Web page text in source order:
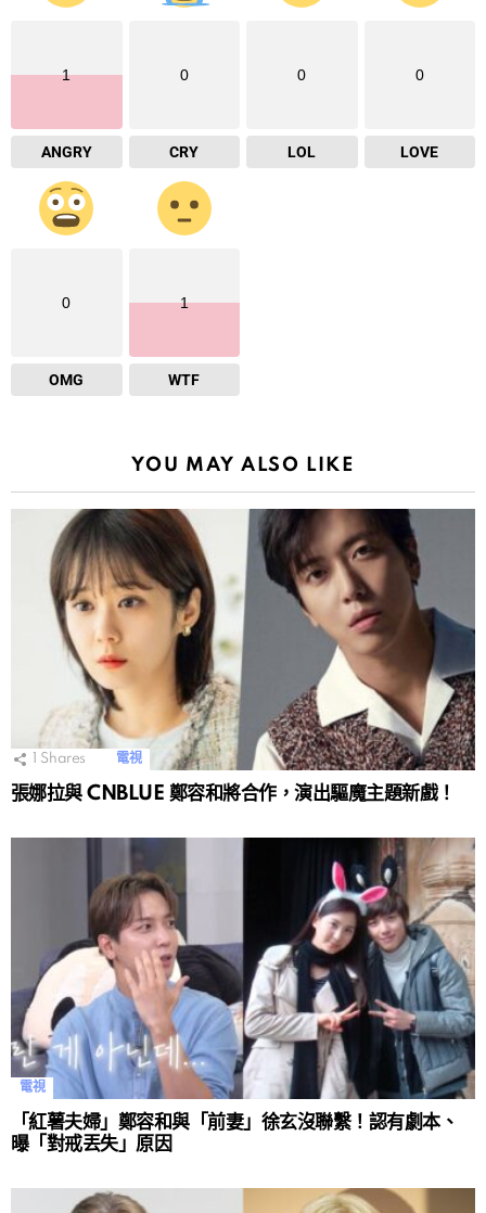
1
ANGRY
0
CRY
0
LOL
0
LOVE
0
OMG
1
WTF
YOU MAY ALSO LIKE
Shares 電視
張娜拉與 CNBLUE 鄭容和將合作，演出驅魔主題新戲！
電視
「紅薯夫婦」鄭容和與「前妻」徐玄沒聯繫！認有劇本、
曝「對戒丟失」原因